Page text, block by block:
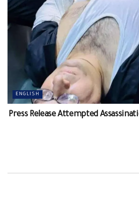
ENGLISH
Press Release Attempted